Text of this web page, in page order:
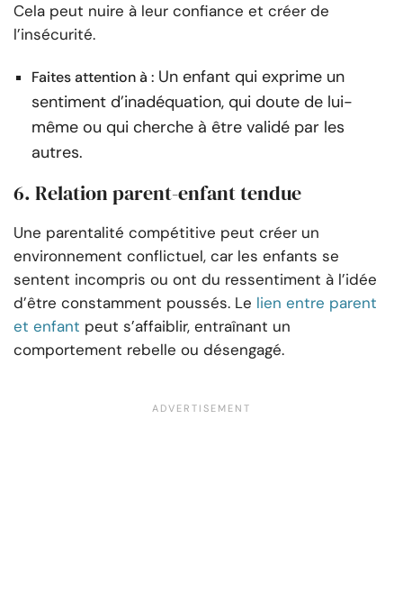
Cela peut nuire à leur confiance et créer de
l’insécurité.
Faites attention à : Un enfant qui exprime un
sentiment d’inadéquation, qui doute de lui-
même ou qui cherche à être validé par les
autres.
6. Relation parent-enfant tendue
Une parentalité compétitive peut créer un
environnement conflictuel, car les enfants se
sentent incompris ou ont du ressentiment à l’idée
d’être constamment poussés. Le lien entre parent
et enfant peut s’affaiblir, entraînant un
comportement rebelle ou désengagé.